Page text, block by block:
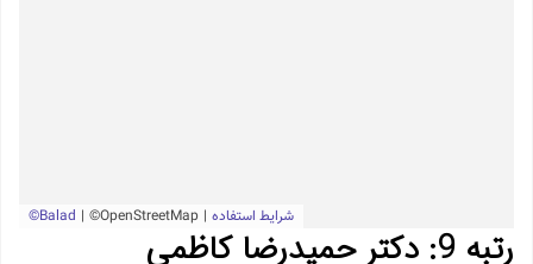
رتبه 9: دکتر حمیدرضا کاظمی